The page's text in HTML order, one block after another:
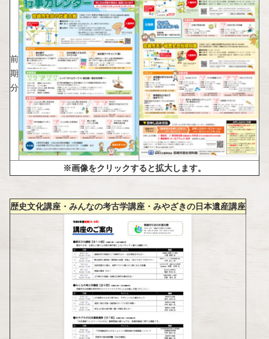
前
期
分
※画像をクリックすると拡大します。
歴史文化講座・みんなの考古学講座・みやざきの日本遺産講座